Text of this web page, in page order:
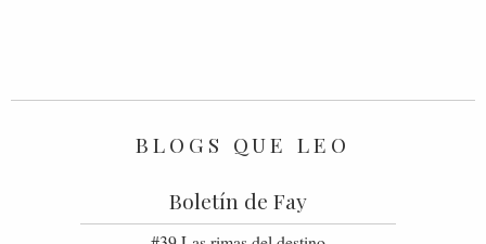
BLOGS QUE LEO
Boletín de Fay